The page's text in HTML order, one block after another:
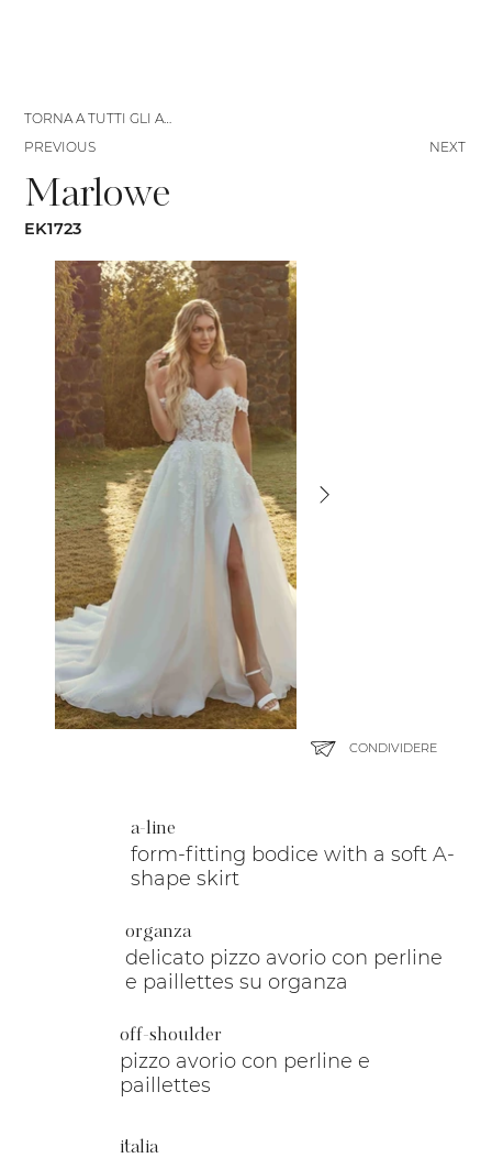
a-line
form-fitting bodice with a soft A-
shape skirt
organza
delicato pizzo avorio con perline
e paillettes su organza
off-shoulder
pizzo avorio con perline e
paillettes
italia
Marlowe
EK1723
CONDIVIDERE
NEXT
TORNA A TUTTI GLI ABITI
PREVIOUS